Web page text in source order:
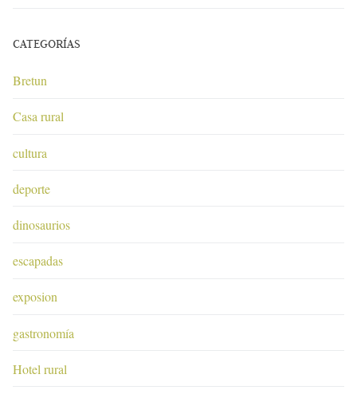
CATEGORÍAS
Bretun
Casa rural
cultura
deporte
dinosaurios
escapadas
exposion
gastronomía
Hotel rural